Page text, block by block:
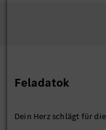
Feladatok
Dein Herz schlägt für